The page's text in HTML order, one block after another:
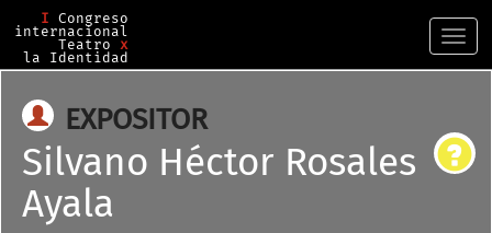
I Congreso
internacional
Teatro x
la Identidad
EXPOSITOR
Silvano Héctor Rosales
Ayala